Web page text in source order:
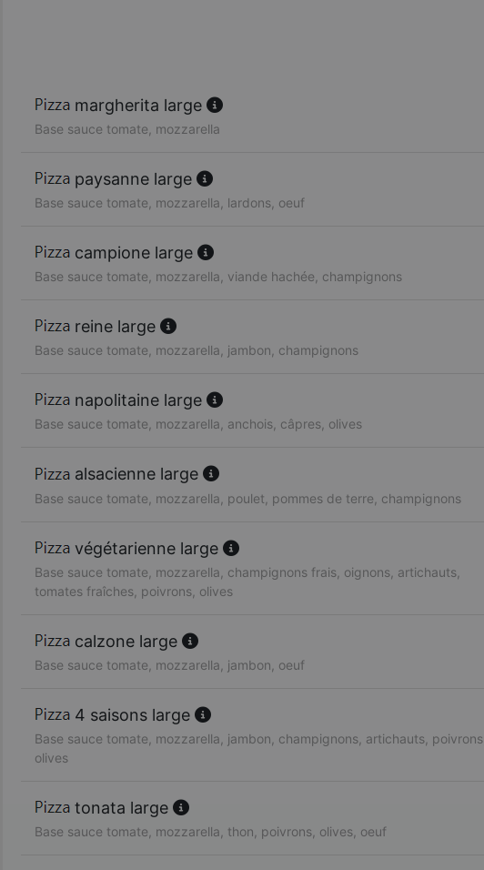
margherita large
Base sauce tomate, mozzarella
paysanne large
Base sauce tomate, mozzarella, lardons, oeuf
campione large
Base sauce tomate, mozzarella, viande hachée, champignons
reine large
Base sauce tomate, mozzarella, jambon, champignons
napolitaine large
Base sauce tomate, mozzarella, anchois, câpres, olives
alsacienne large
Base sauce tomate, mozzarella, poulet, pommes de terre, champignons
végétarienne large
Base sauce tomate, mozzarella, champignons frais, oignons, artichauts,
tomates fraîches, poivrons, olives
calzone large
Base sauce tomate, mozzarella, jambon, oeuf
4 saisons large
Base sauce tomate, mozzarella, jambon, champignons, artichauts, poivrons,
olives
tonata large
Base sauce tomate, mozzarella, thon, poivrons, olives, oeuf